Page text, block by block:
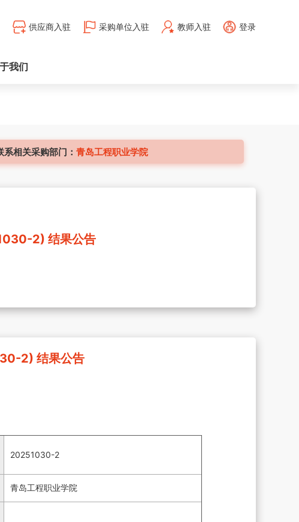
供应商入驻 采购单位入驻 教师入驻 登录
我们
相关采购部门： 青岛工程职业学院
2) 结果公告
2) 结果公告
20251030-2
青岛工程职业学院